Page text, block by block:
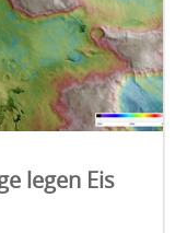
legen Eis